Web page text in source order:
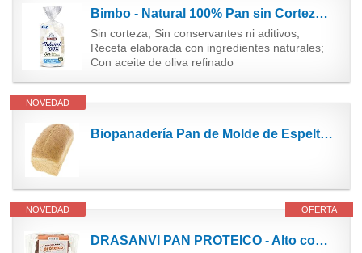
Bimbo - Natural 100% Pan sin Corteza 450g, 16 Rebanadas
Sin corteza; Sin conservantes ni aditivos;
Receta elaborada con ingredientes naturales;
Con aceite de oliva refinado
NOVEDAD
Biopanadería Pan de Molde de Espelta Integral SIN SAL 400g Sin Cortar
OFERTA
NOVEDAD
DRASANVI PAN PROTEICO - Alto contenido en PROTEÍNAS y FIBRA - 365g